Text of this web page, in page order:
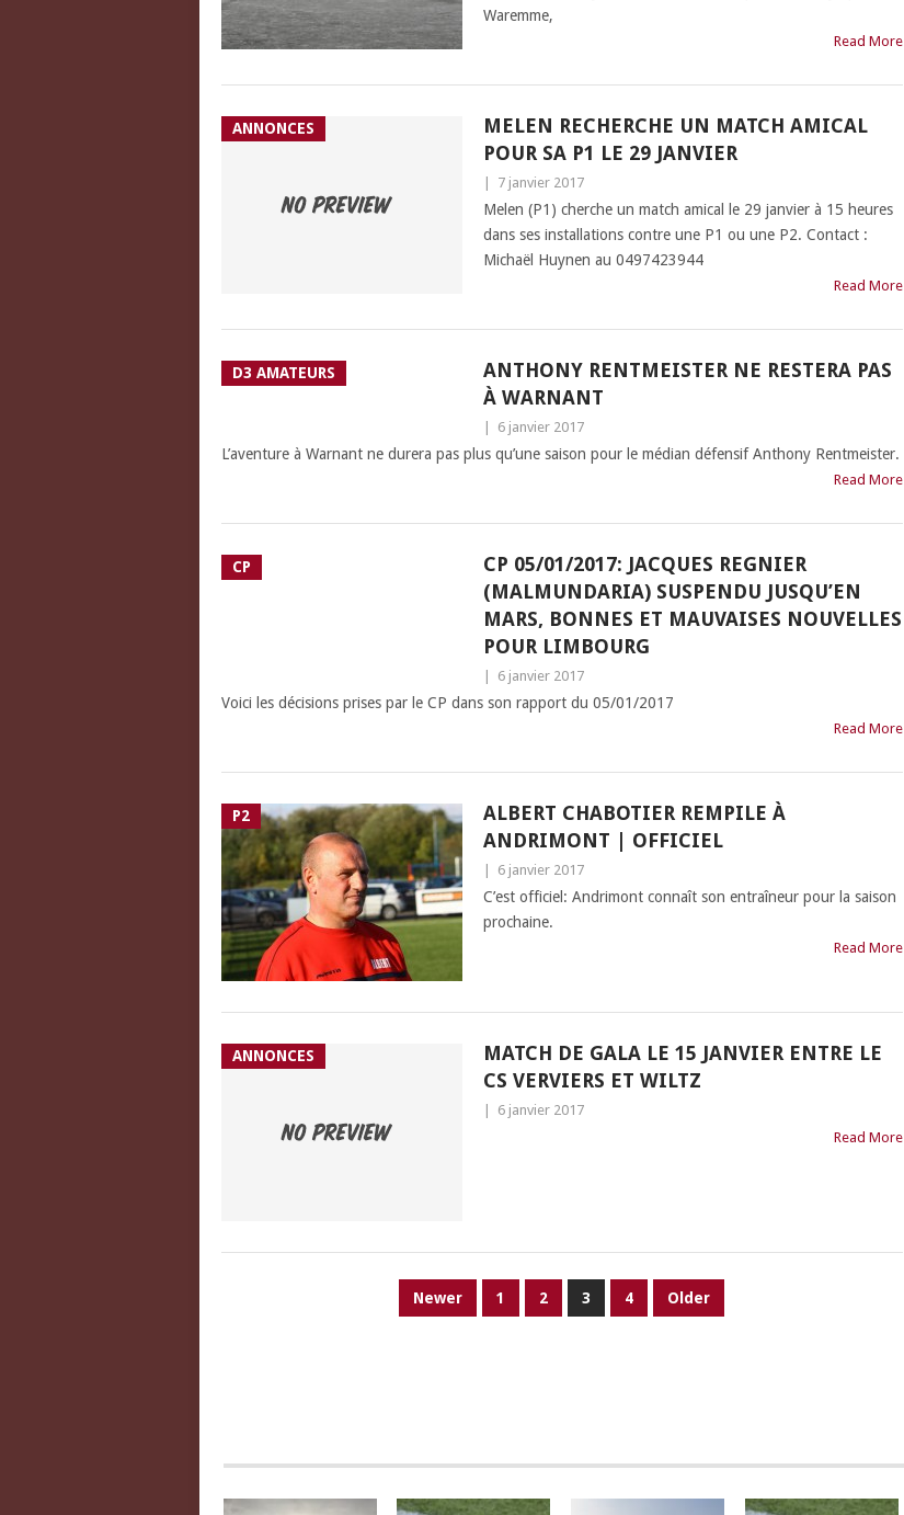
Waremme,
Read More
ANNONCES
MELEN RECHERCHE UN MATCH AMICAL
POUR SA P1 LE 29 JANVIER
7 janvier 2017
Melen (P1) cherche un match amical le 29 janvier à 15 heures
dans ses installations contre une P1 ou une P2. Contact :
Michaël Huynen au 0497423944
Read More
D3 AMATEURS
ANTHONY RENTMEISTER NE RESTERA PAS
À WARNANT
6 janvier 2017
L’aventure à Warnant ne durera pas plus qu’une saison pour le médian défensif Anthony Rentmeister.
Read More
CP
CP 05/01/2017: JACQUES REGNIER
(MALMUNDARIA) SUSPENDU JUSQU’EN
MARS, BONNES ET MAUVAISES NOUVELLES
POUR LIMBOURG
6 janvier 2017
Voici les décisions prises par le CP dans son rapport du 05/01/2017
Read More
P2
ALBERT CHABOTIER REMPILE À
ANDRIMONT | OFFICIEL
6 janvier 2017
C’est officiel: Andrimont connaît son entraîneur pour la saison
prochaine.
Read More
ANNONCES
MATCH DE GALA LE 15 JANVIER ENTRE LE
CS VERVIERS ET WILTZ
6 janvier 2017
Read More
Newer 1 2 3 4 Older